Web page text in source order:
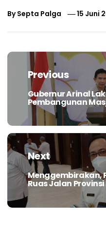
BySepta Palga 15 Juni
Navigasi
posPrevious
Previous
post:
Gubernur Arinal
Pembangunan
Next
Next
post:
Menggembirakan,
Ruas Jalan